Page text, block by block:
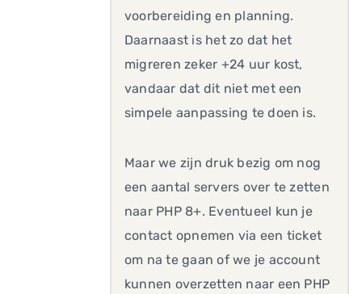
voorbereiding en planning.
Daarnaast is het zo dat het
migreren zeker +24 uur kost,
vandaar dat dit niet met een
simpele aanpassing te doen is.
Maar we zijn druk bezig om nog
een aantal servers over te zetten
naar PHP 8+. Eventueel kun je
contact opnemen via een ticket
om na te gaan of we je account
kunnen overzetten naar een PHP